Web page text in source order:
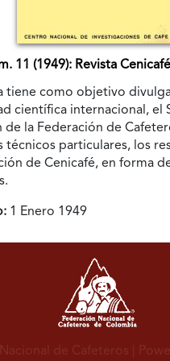
11 (1949): Revista Cenicafé
tiene como objetivo
científica internacional, el
de la Federación de
técnicos particulares, los
de Cenicafé, en forma
1 Enero 1949
de Cafeteros |